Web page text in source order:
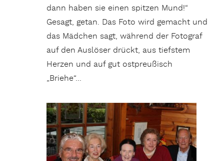
dann haben sie einen spitzen Mund!“
Gesagt, getan. Das Foto wird gemacht und
das Mädchen sagt, während der Fotograf
auf den Auslöser drückt, aus tiefstem
Herzen und auf gut ostpreußisch
„Briehe“…